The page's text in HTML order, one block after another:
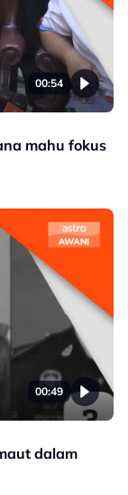
00:54
mahu fokus
00:49
dalam